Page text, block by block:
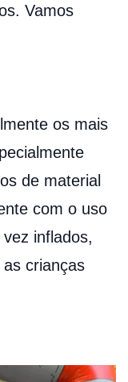
Vamos
os mais
de material
com o uso
inflados,
crianças